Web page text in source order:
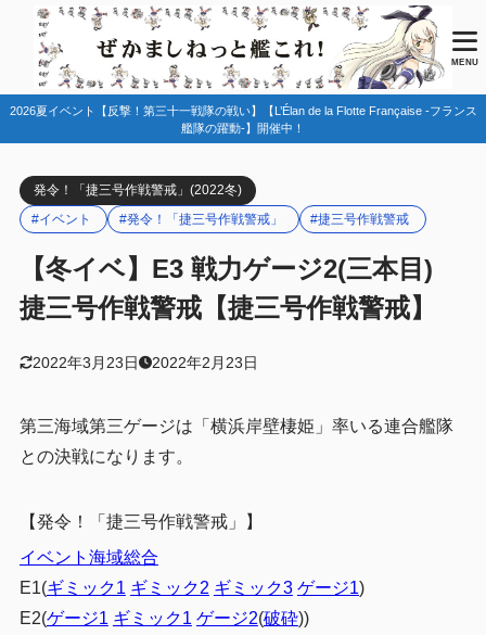
MENU
2026夏イベント【反撃！第三十一戦隊の戦い】【L’Élan de la Flotte Française -フランス
艦隊の躍動-】開催中！
発令！「捷三号作戦警戒」(2022冬)
#イベント
#発令！「捷三号作戦警戒」 #捷三号作戦警戒
【冬イベ】E3 戦力ゲージ2(三本目)
捷三号作戦警戒【捷三号作戦警戒】
2022年3月23日 2022年2月23日
第三海域第三ゲージは「横浜岸壁棲姫」率いる連合艦隊
との決戦になります。
【発令！「捷三号作戦警戒」】
イベント海域総合
E1(ギミック1 ギミック2 ギミック3 ゲージ1)
E2(ゲージ1 ギミック1 ゲージ2(破砕))
目次
1
1.1.1 空母機動部隊
1.3 史実艦/特効艦
1.4 友軍艦隊
1.5 第三海域海域開放手順
2.1 第一艦隊
2.3 支援艦隊
2.4 基地航空隊
3 クリア報酬